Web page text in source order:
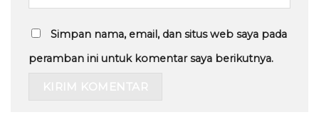
Simpan nama, email, dan situs web saya pada
peramban ini untuk komentar saya berikutnya.